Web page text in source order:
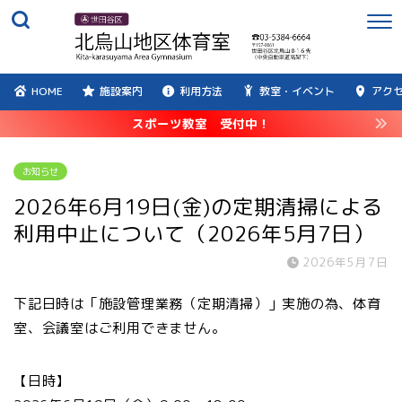
HOME 施設案内 利用方法 教室・イベント アク
スポーツ教室 受付中！
お知らせ
2026年6月19日(金)の定期清掃による
利用中止について（2026年5月7日）
2026年5月7日
下記日時は「施設管理業務（定期清掃）」実施の為、体育
室、会議室はご利用できません。
【日時】